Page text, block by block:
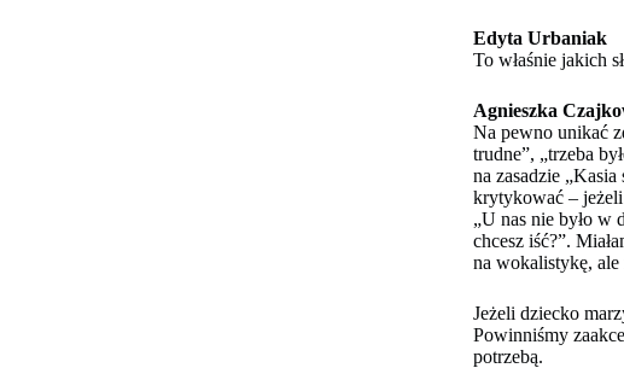
Edyta Urbaniak
To właśnie jakich
Agnieszka
Na pewno unikać
trudne”, „trzeba
na zasadzie
krytykować –
„U nas nie było w
chcesz iść?”.
na wokalistykę, ale
Jeżeli dziecko
Powinniśmy
potrzebą.